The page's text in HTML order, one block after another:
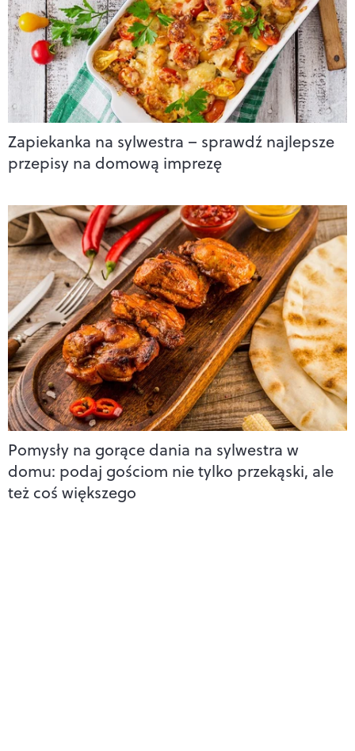
Zapiekanka na sylwestra – sprawdź najlepsze
przepisy na domową imprezę
Pomysły na gorące dania na sylwestra w
domu: podaj gościom nie tylko przekąski, ale
też coś większego